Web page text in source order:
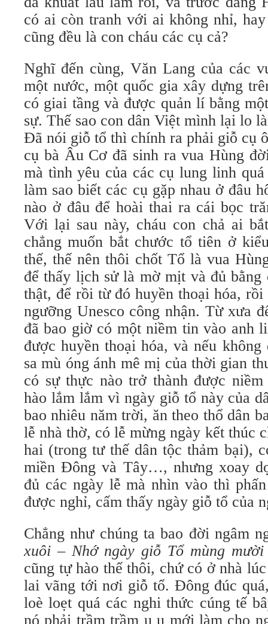
có ai còn tranh với ai không nhỉ,
cũng đều là con cháu các cụ cả?
Nghĩ đến cùng, Văn Lang của các
một nước, một quốc gia xây dựng
có giai tầng và được quản lí bằng
sự. Thế sao con dân Việt mình lại lo
Đã nói giỗ tổ thì chính ra phải giỗ cụ
cụ bà Âu Cơ đã sinh ra vua Hùng
mà tình yêu của các cụ lung linh
làm sao biết các cụ gặp nhau ở đâu
nào ở đâu để hoài thai ra cái bọc
Với lại sau này, cháu con chả ai
chẳng muốn bắt chước tổ tiên ở
thế, thế nên thôi chốt Tổ là vua
để thấy lịch sử là mờ mịt và đủ bằng
thật, để rồi từ đó huyền thoại hóa,
ngưỡng Unesco công nhận. Từ xưa
đã bao giờ có một niềm tin vào anh
được huyền thoại hóa, và nếu
sa mù óng ánh mê mị của thời gian
có sự thực nào trở thành được
hào lắm lắm vì ngày giỗ tổ này của
bao nhiêu năm trời, ăn theo thổ dân
lễ nhà thờ, có lễ mừng ngày kết thúc
hai (trong tư thế dân tộc thảm bại),
miền Đông và Tây…, nhưng xoay
đủ các ngày lễ mà nhìn vào thì
được nghỉ, cấm thấy ngày giỗ tổ của
Chẳng như chúng ta bao đời ngâm
xuôi – Nhớ ngày giỗ Tổ mùng mười
cũng tự hào thế thôi, chứ có ở nhà
lai vãng tới nơi giỗ tổ. Đông đúc
loè loẹt quá các nghi thức cúng tế
nó phải trầm trầm u u mới làm cho